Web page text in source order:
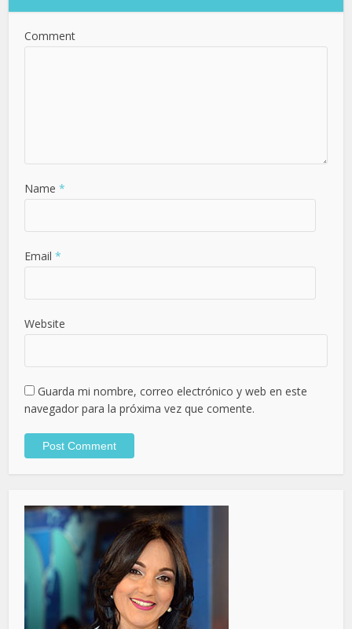
Comment
Name *
Email *
Website
Guarda mi nombre, correo electrónico y web en este
navegador para la próxima vez que comente.